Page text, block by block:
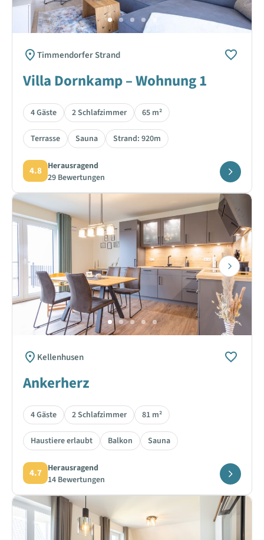
Timmendorfer Strand
Villa Dornkamp – Wohnung 1
4 Gäste 2 Schlafzimmer 65 m²
Terrasse Sauna Strand: 920m
4.8 Herausragend
29 Bewertungen
Next
Kellenhusen
Ankerherz
4 Gäste 2 Schlafzimmer 81 m²
Haustiere erlaubt Balkon Sauna
4.7 Herausragend
14 Bewertungen